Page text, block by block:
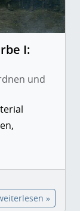
I:
und
»